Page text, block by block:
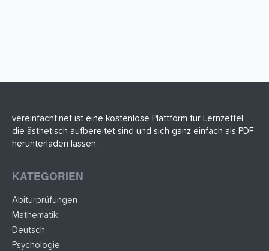
vereinfacht.net ist eine kostenlose Plattform für Lernzettel,
die ästhetisch aufbereitet sind und sich ganz einfach als PDF
herunterladen lassen.
KATEGORIEN
Abiturprüfungen
Mathematik
Deutsch
Psychologie